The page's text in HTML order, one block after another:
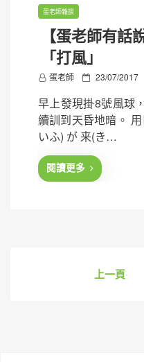
蛋老師雜談
【蛋老師有話
「打風」
蛋老師
P
s
t
e
d
23/07/2017
早上發現掛8號風球
續訓到天昏地暗。
いふ) が 来(き…
閱讀更多
上一頁